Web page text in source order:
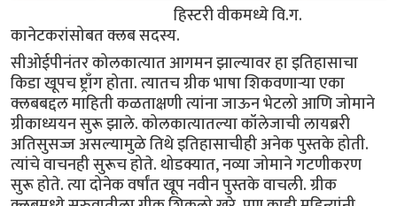
हिस्टरी वीकमध्ये वि.ग.
कानेटकरांसोबत क्लब सदस्य.
सीओईपीनंतर कोलकात्यात आगमन झाल्यावर हा इतिहासाचा
किडा खूपच ष्ट्राँग होता. त्यातच ग्रीक भाषा शिकवणार्‍या एका
क्लबबद्दल माहिती कळताक्षणी त्यांना जाऊन भेटलो आणि जोमाने
ग्रीकाध्ययन सुरू झाले. कोलकात्यातल्या कॉलेजाची लायब्ररी
अतिसुसज्ज असल्यामुळे तिथे इतिहासाचीही अनेक पुस्तके होती.
त्यांचे वाचनही सुरूच होते. थोडक्यात, नव्या जोमाने गटणीकरण
सुरू होते. त्या दोनेक वर्षांत खूप नवीन पुस्तके वाचली. ग्रीक